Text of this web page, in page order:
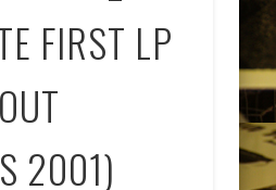
FIRST LP
2001)